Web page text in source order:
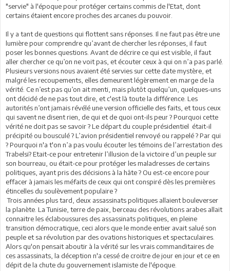
"servie" à l'époque pour protéger certains commis de l'Etat, dont
certains étaient encore proches des arcanes du pouvoir.
Il y a tant de questions qui flottent sans réponses. Il ne faut pas être une
lumière pour comprendre qu’avant de chercher les réponses, il faut
poser les bonnes questions. Avant de décrire ce qui est visible, il faut
aller chercher ce qu’on ne voit pas, et écouter ceux à qui on n’a pas parlé.
Plusieurs versions nous avaient été servies sur cette date mystère, et
malgré les recoupements, elles demeurent légèrement en marge de la
vérité. Ce n’est pas qu’on ait menti, mais plutôt quelqu’un, quelques-uns
ont décidé de ne pas tout dire, et c'est là toute la différence. Les
autorités n’ont jamais révélé une version officielle des faits, et tous ceux
qui savent ne disent rien, de qui et de quoi ont-ils peur ? Pourquoi cette
vérité ne doit pas se savoir ? Le départ du couple présidentiel était-il
précipité ou bousculé ? L’avion présidentiel renvoyé ou rappelé ? Par qui
? Pourquoi n'a t'on n’a pas voulu écouter les témoins de l’arrestation des
Trabelsi? Etait-ce pour entretenir l’illusion de la victoire d’un peuple sur
son bourreau, ou était-ce pour protéger les maladresses de certains
politiques, ayant pris des décisions à la hâte ? Ou est-ce encore pour
effacer à jamais les méfaits de ceux qui ont conspiré dès les premières
étincelles du soulèvement populaire ?
Trois années plus tard, deux assassinats politiques allaient bouleverser
la planète. La Tunisie, terre de paix, berceau des révolutions arabes allait
connaitre les éclaboussures des assassinats politiques, en pleine
transition démocratique, ceci alors que le monde entier avait salué son
peuple et sa révolution par des ovations historiques et spectaculaires.
Alors qu'on pensait aboutir à la vérité sur les vrais commanditaires de
ces assassinats, la déception n'a cessé de croitre de jour en jour et ce en
dépit de la chute du gouvernement islamiste de l'époque.